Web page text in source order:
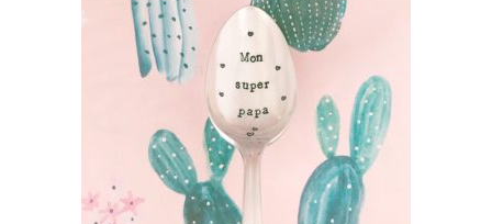
PETITE CUILLÈRE GRAVÉE VINTAGE : MON
SUPER PAPA
35,00
AJOUTER AU PANIER